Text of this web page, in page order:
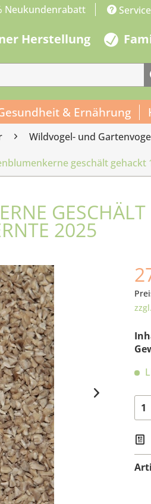
Neukundenrabatt
Herstellung
& Ernährung
Wildvogel- und
geschält gehackt
GESCHÄLT
2025